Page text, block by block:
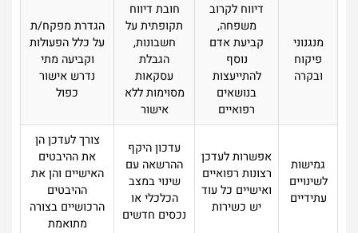
מנגנוני
פיקוח
ובקרה
דיווח לקרוב
משפחה,
קביעת אדם
נוסף
להתייעצות
בנושאים
רפואיים
חובת דיווח
תקופתית על
חשבונות,
הגבלת
עסקאות
מסוימות ללא
אישור
הגדרת מפקח/ת
על כלל הפעולות
וקביעה מתי
נדרש אישור
כפול
גמישות
לשינויים
עתידיים
אפשרות לעדכן
רצונות רפואיים
ואישיים כל עוד
יש כשירות
עדכון היקף
ההרשאה עם
שינוי במצב
הכלכלי או
נכסים חדשים
צורך לעדכן הן
את ההיבטים
האישיים והן את
ההיבטים
הרכושיים בצורה
מתואמת